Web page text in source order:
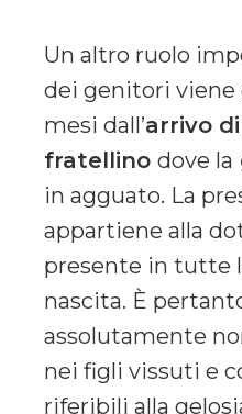
Un altro ruolo
dei genitori
mesi dall’arrivo
fratellino dove la
in agguato. La
appartiene alla
presente in tutte
nascita. È
assolutamente
nei figli vissuti e
riferibili alla